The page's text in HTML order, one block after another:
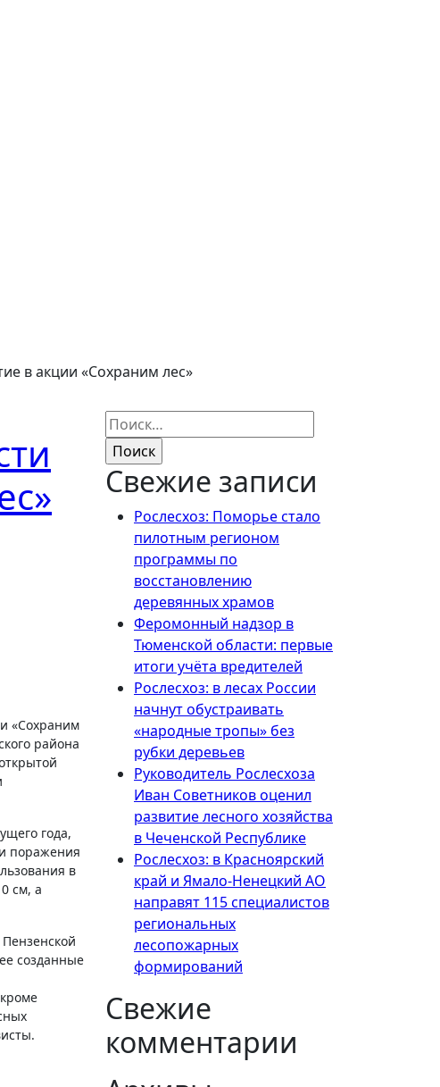
в акции «Сохраним лес»
«Сохраним
района
года,
поражения
в
см, а
созданные
Найти:
Свежие записи
Рослесхоз: Поморье стало
пилотным регионом
программы по
восстановлению
деревянных храмов
Феромонный надзор в
Тюменской области: первые
итоги учёта вредителей
Рослесхоз: в лесах России
начнут обустраивать
«народные тропы» без
рубки деревьев
Руководитель Рослесхоза
Иван Советников оценил
развитие лесного хозяйства
в Чеченской Республике
Рослесхоз: в Красноярский
край и Ямало-Ненецкий АО
направят 115 специалистов
региональных
лесопожарных
формирований
Свежие
комментарии